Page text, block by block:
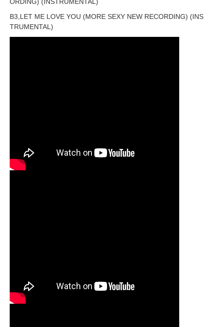
ORDING) (INSTRUMENTAL)
B3,LET ME LOVE YOU (MORE SEXY NEW RECORDING) (INS
TRUMENTAL)